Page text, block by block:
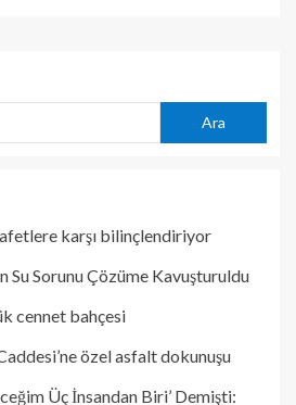
Ara
karşı bilinçlendiriyor
Su Sorunu Çözüme Kavuşturuldu
cennet bahçesi
özel asfalt dokunuşu
Üç İnsandan Biri’ Demişti: